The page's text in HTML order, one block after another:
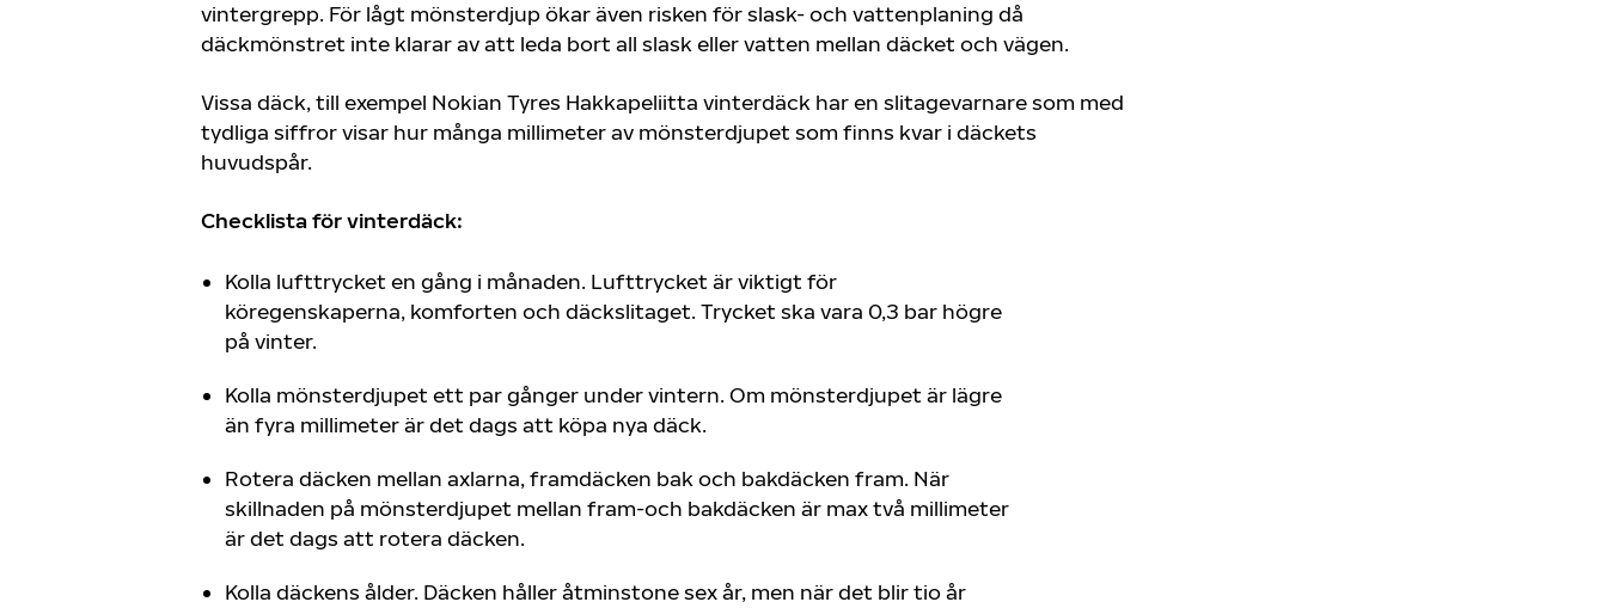
vintergrepp. För lågt mönsterdjup ökar även risken för slask- och vattenplaning då
däckmönstret inte klarar av att leda bort all slask eller vatten mellan däcket och vägen.
Vissa däck, till exempel Nokian Tyres Hakkapeliitta vinterdäck har en slitagevarnare som med
tydliga siffror visar hur många millimeter av mönsterdjupet som finns kvar i däckets
huvudspår.
Checklista för vinterdäck:
Kolla lufttrycket en gång i månaden. Lufttrycket är viktigt för
köregenskaperna, komforten och däckslitaget. Trycket ska vara 0,3 bar högre
på vinter.
Kolla mönsterdjupet ett par gånger under vintern. Om mönsterdjupet är lägre
än fyra millimeter är det dags att köpa nya däck.
Rotera däcken mellan axlarna, framdäcken bak och bakdäcken fram. När
skillnaden på mönsterdjupet mellan fram-och bakdäcken är max två millimeter
är det dags att rotera däcken.
Kolla däckens ålder. Däcken håller åtminstone sex år, men när det blir tio år